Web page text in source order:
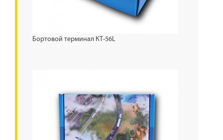
Бортовой терминал КТ-56L